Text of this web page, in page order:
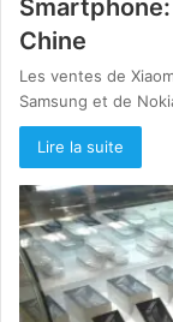
Chine
Les ventes de
Samsung et de
Lire la suite